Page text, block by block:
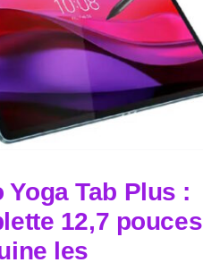
Yoga Tab Plus :
12,7 pouces
les